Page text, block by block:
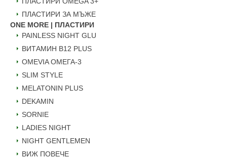
ПЛАСТИРИ ЗА МЪЖЕ
ONE MORE | ПЛАСТИРИ
PAINLESS NIGHT GLU
ВИТАМИН B12 PLUS
ОMEVIA ОМЕГА-3
SLIM STYLE
MELATONIN PLUS
DEKAMIN
SORNIE
LADIES NIGHT
NIGHT GENTLEMEN
ВИЖ ПОВЕЧЕ